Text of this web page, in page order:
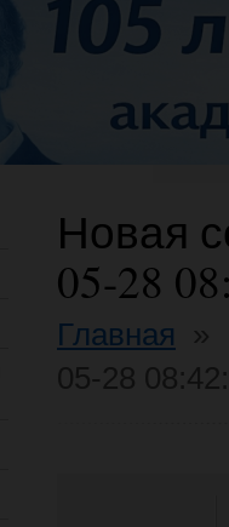
Новая
05-28
Главная